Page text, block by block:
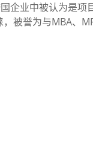
企业中被认为是项
被誉为与MBA、